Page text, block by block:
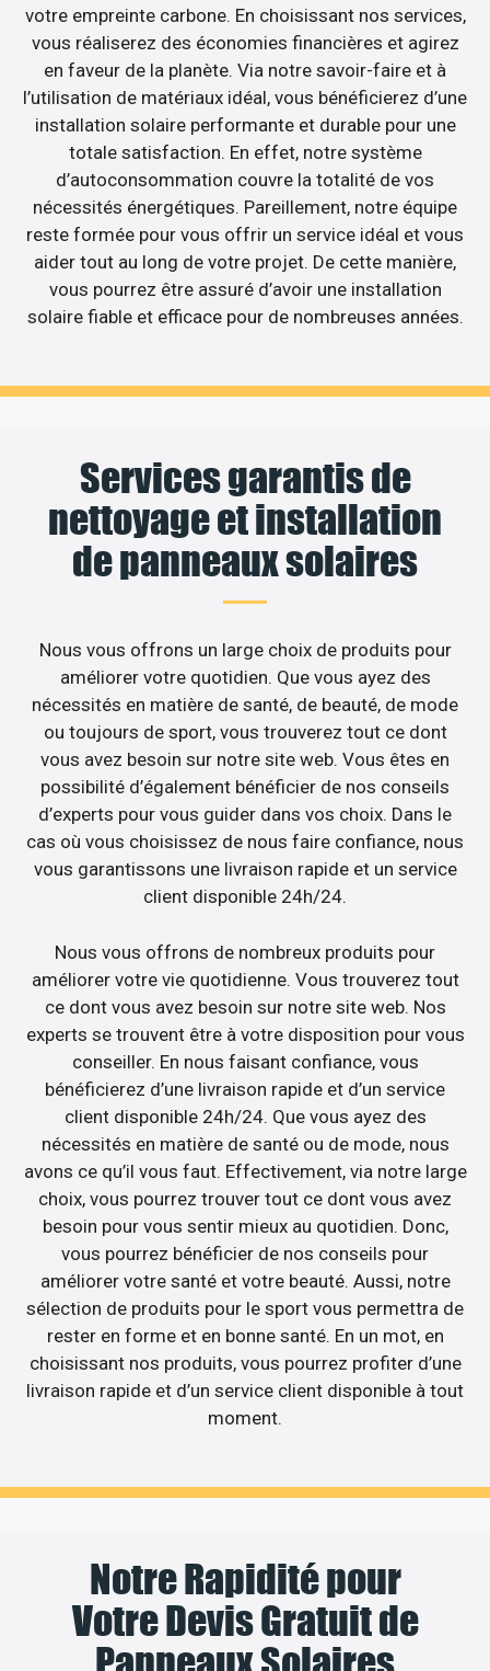
votre empreinte carbone. En choisissant nos services,
vous réaliserez des économies financières et agirez
en faveur de la planète. Via notre savoir-faire et à
l’utilisation de matériaux idéal, vous bénéficierez d’une
installation solaire performante et durable pour une
totale satisfaction. En effet, notre système
d’autoconsommation couvre la totalité de vos
nécessités énergétiques. Pareillement, notre équipe
reste formée pour vous offrir un service idéal et vous
aider tout au long de votre projet. De cette manière,
vous pourrez être assuré d’avoir une installation
solaire fiable et efficace pour de nombreuses années.
Services garantis de
nettoyage et installation
de panneaux solaires
Nous vous offrons un large choix de produits pour
améliorer votre quotidien. Que vous ayez des
nécessités en matière de santé, de beauté, de mode
ou toujours de sport, vous trouverez tout ce dont
vous avez besoin sur notre site web. Vous êtes en
possibilité d’également bénéficier de nos conseils
d’experts pour vous guider dans vos choix. Dans le
cas où vous choisissez de nous faire confiance, nous
vous garantissons une livraison rapide et un service
client disponible 24h/24.
Nous vous offrons de nombreux produits pour
améliorer votre vie quotidienne. Vous trouverez tout
ce dont vous avez besoin sur notre site web. Nos
experts se trouvent être à votre disposition pour vous
conseiller. En nous faisant confiance, vous
bénéficierez d’une livraison rapide et d’un service
client disponible 24h/24. Que vous ayez des
nécessités en matière de santé ou de mode, nous
avons ce qu’il vous faut. Effectivement, via notre large
choix, vous pourrez trouver tout ce dont vous avez
besoin pour vous sentir mieux au quotidien. Donc,
vous pourrez bénéficier de nos conseils pour
améliorer votre santé et votre beauté. Aussi, notre
sélection de produits pour le sport vous permettra de
rester en forme et en bonne santé. En un mot, en
choisissant nos produits, vous pourrez profiter d’une
livraison rapide et d’un service client disponible à tout
moment.
Notre Rapidité pour
Votre Devis Gratuit de